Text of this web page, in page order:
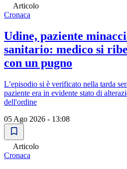
Articolo
Cronaca
Udine, paziente
sanitario: medico si
con un pugno
L’episodio si è verificato nella tarda
paziente era in evidente stato di
dell'ordine
05 Ago 2026 - 13:08
Articolo
Cronaca